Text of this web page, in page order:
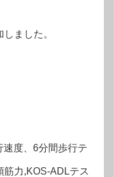
ました。
度、6分間歩行テ
筋力,KOS-ADLテス